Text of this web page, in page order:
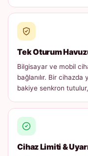
Tek Oturum
Bilgisayar ve mobil
bağlanılır. Bir cihazda
bakiye senkron
Cihaz Limiti &